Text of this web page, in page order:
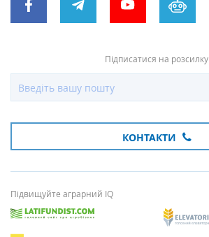
Підписатися на розсилку
КОНТАКТИ
Підвищуйте аграрний IQ